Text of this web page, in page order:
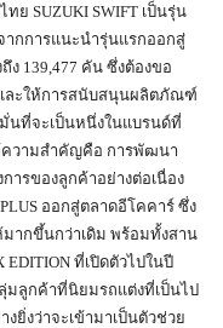
ย SUZUKI SWIFT เป็นรุ่น
กการแนะนำรุ่นแรกออกสู่
ง 139,477 คัน ซึ่งต้องขอ
ละให้การสนับสนุนผลิตภัณฑ์
นที่จะเป็นหนึ่งในแบรนด์ที่
ความสำคัญคือ การพัฒนา
รของลูกค้าอย่างต่อเนื่อง
ออกสู่ตลาดอีโคคาร์ ซึ่ง
มากขึ้นกว่าเดิม พร้อมทั้งสาน
EDITION ที่เปิดตัวไปในปี
มลูกค้าที่นิยมรถแต่งที่เป็นไป
ยิ่งว่าจะเข้ามาเป็นตัวช่วย